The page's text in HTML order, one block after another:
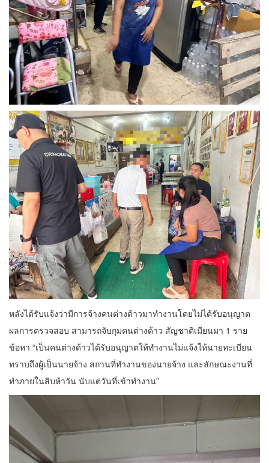
หลังได้รับแจ้งว่ามีการจ้างคนต่างด้าวมาทำงานโดยไม่ได้รับอนุญาต
ผลการตรวจสอบ สามารถจับกุมคนต่างด้าว สัญชาติเมียนมา 1 ราย
ข้อหา “เป็นคนต่างด้าวได้รับอนุญาตให้ทำงานไม่แจ้งให้นายทะเบียน
ทราบถึงผู้เป็นนายจ้าง สถานที่ทำงานของนายจ้าง และลักษณะงานที่
ทำภายในสิบห้าวัน นับแต่วันที่เข้าทำงาน”